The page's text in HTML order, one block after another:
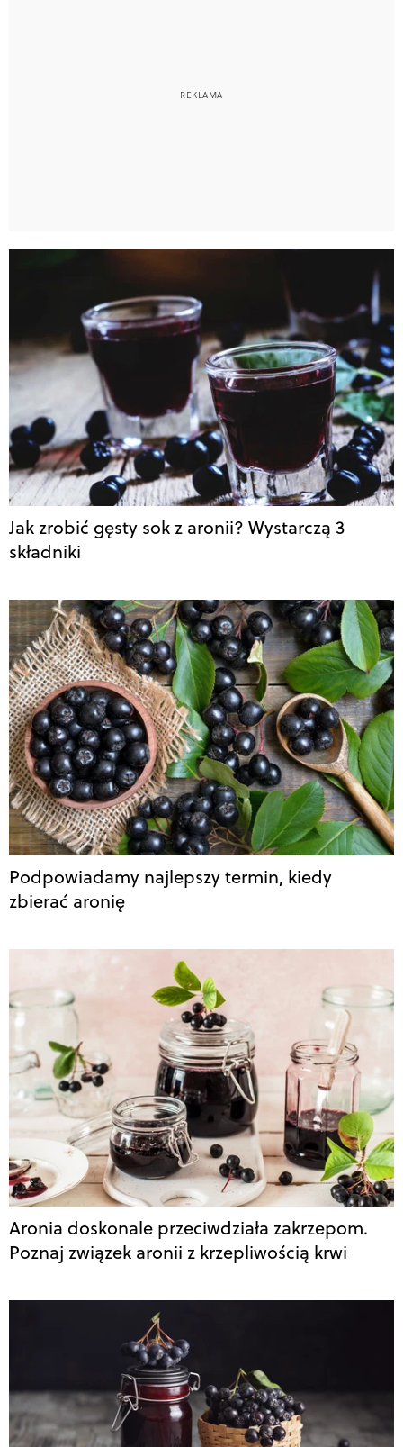
Jak zrobić gęsty sok z aronii? Wystarczą 3
składniki
Podpowiadamy najlepszy termin, kiedy
zbierać aronię
Aronia doskonale przeciwdziała zakrzepom.
Poznaj związek aronii z krzepliwością krwi